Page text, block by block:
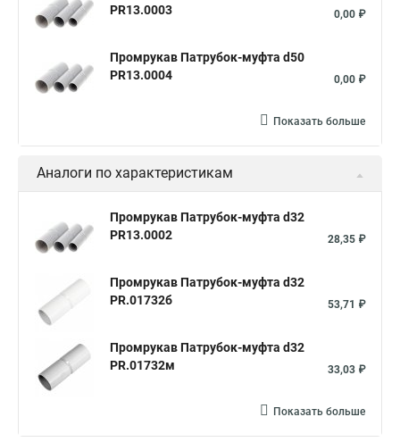
PR13.0003
0,00 ₽
Промрукав Патрубок-муфта d50
PR13.0004
0,00 ₽
Показать больше
Аналоги по характеристикам
Промрукав Патрубок-муфта d32
PR13.0002
28,35 ₽
Промрукав Патрубок-муфта d32
PR.01732б
53,71 ₽
Промрукав Патрубок-муфта d32
PR.01732м
33,03 ₽
Показать больше